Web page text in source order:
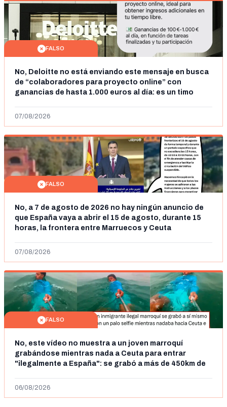
FALSO
No, Deloitte no está enviando este mensaje en busca
de “colaboradores para proyecto online” con
ganancias de hasta 1.000 euros al día: es un timo
07/08/2026
FALSO
No, a 7 de agosto de 2026 no hay ningún anuncio de
que España vaya a abrir el 15 de agosto, durante 15
horas, la frontera entre Marruecos y Ceuta
07/08/2026
FALSO
No, este vídeo no muestra a un joven marroquí
grabándose mientras nada a Ceuta para entrar
"ilegalmente a España": se grabó a más de 450km de
06/08/2026